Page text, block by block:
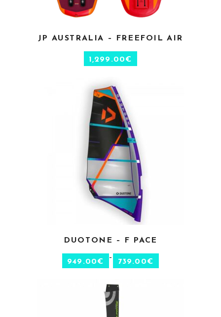
AJOUTER AU PANIER
JP AUSTRALIA – FREEFOIL AIR
1,299.00€
CHOIX DES OPTIONS
DUOTONE – F PACE
739.00€
–
949.00€